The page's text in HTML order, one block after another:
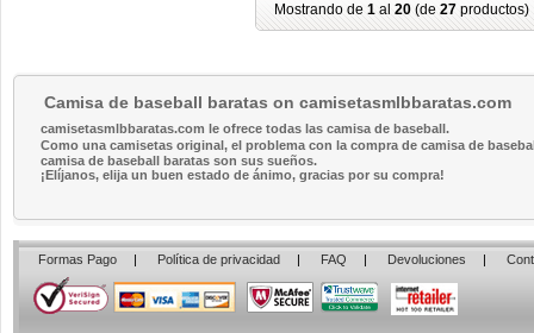
Mostrando de 1 al 20 (de 27 productos)
Camisa de baseball baratas on camisetasmlbbaratas.com
camisetasmlbbaratas.com le ofrece todas las camisa de baseball.
Como una camisetas original, el problema con la compra de camisa de
camisa de baseball baratas son sus sueños.
¡Elíjanos, elija un buen estado de ánimo, gracias por su compra!
Formas Pago | Política de privacidad | FAQ | Devoluciones |